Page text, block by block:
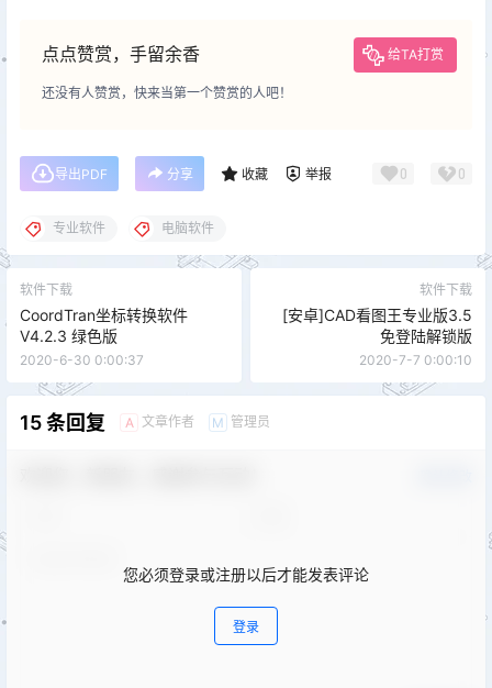
点点赞赏，手留余香 给TA打赏
还没有人赞赏，快来当第一个赞赏的人吧！
导出PDF 分享 收藏 举报 0 0
专业软件 电脑软件
软件下载
CoordTran坐标转换软件
V4.2.3 绿色版
2020-6-30 0:00:37
软件下载
[安卓]CAD看图王专业版3.5
免登陆解锁版
2020-7-7 0:00:10
15 条回复 A 文章作者 M 管理员
您必须登录或注册以后才能发表评论
登录